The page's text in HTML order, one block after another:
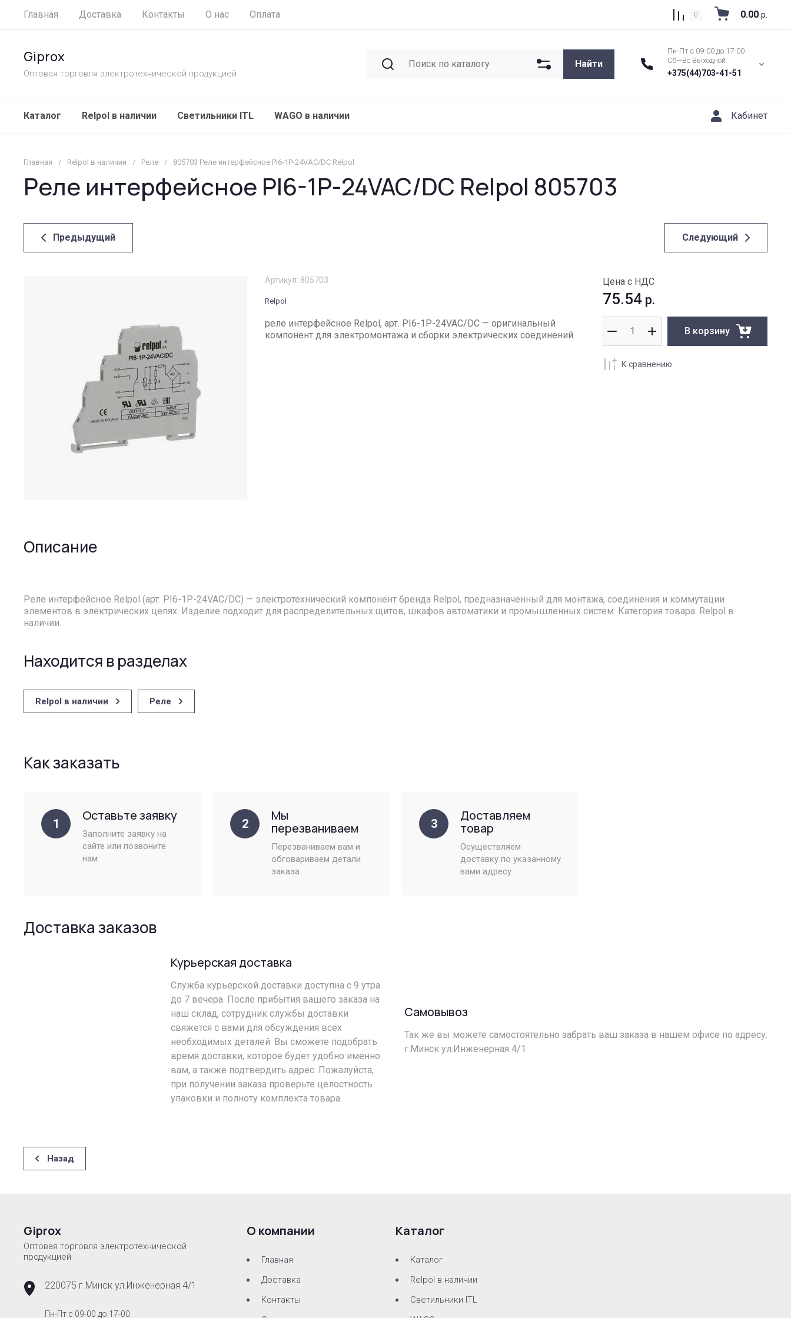
Главная Доставка Контакты О нас Оплата 0 0.00 р.
Giprox
Оптовая торговля электротехнической продукцией
Найти
Пн-Пт с 09-00 до 17-00
Сб—Вс Выходной
+375(44)703-41-51
Каталог Relpol в наличии Светильники ITL WAGO в наличии Кабинет
Главная / Relpol в наличии / Реле / 805703 Реле интерфейсное PI6-1P-24VAC/DC Relpol
Реле интерфейсное PI6-1P-24VAC/DC Relpol 805703
Предыдущий Следующий
Артикул: 805703
Relpol
реле интерфейсное Relpol, арт. PI6-1P-24VAC/DC — оригинальный
компонент для электромонтажа и сборки электрических соединений.
Цена с НДС
75.54 р.
В корзину
К сравнению
Описание
Реле интерфейсное Relpol (арт. PI6-1P-24VAC/DC) — электротехнический компонент бренда Relpol, предназначенный для монтажа, соединения и коммутации
элементов в электрических цепях. Изделие подходит для распределительных щитов, шкафов автоматики и промышленных систем. Категория товара: Relpol в
наличии.
Находится в разделах
Relpol в наличии Реле
Как заказать
1
Оставьте заявку
Заполните заявку на
сайте или позвоните
нам
2
Мы
перезваниваем
Перезваниваем вам и
обговариваем детали
заказа
3
Доставляем
товар
Осуществляем
доставку по указанному
вами адресу
Доставка заказов
Курьерская доставка
Служба курьерской доставки доступна с 9 утра
до 7 вечера. После прибытия вашего заказа на
наш склад, сотрудник службы доставки
свяжется с вами для обсуждения всех
необходимых деталей. Вы сможете подобрать
время доставки, которое будет удобно именно
вам, а также подтвердить адрес. Пожалуйста,
при получении заказа проверьте целостность
упаковки и полноту комплекта товара.
Самовывоз
Так же вы можете самостоятельно забрать ваш заказа в нашем офисе по адресу:
г.Минск ул.Инженерная 4/1
Назад
Giprox
Оптовая торговля электротехнической
продукцией
220075 г.Минск ул.Инженерная 4/1
Пн-Пт с 09-00 до 17-00
О компании
Главная
Доставка
Контакты
Каталог
Каталог
Relpol в наличии
Светильники ITL